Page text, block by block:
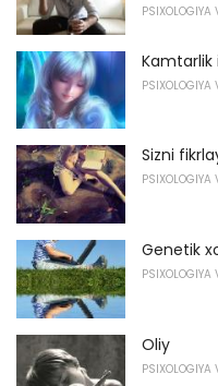
PSIXOLOGIYA
Kamtarlik
PSIXOLOGIYA
Sizni
PSIXOLOGIYA
Genetik
PSIXOLOGIYA
Oliy
PSIXOLOGIYA